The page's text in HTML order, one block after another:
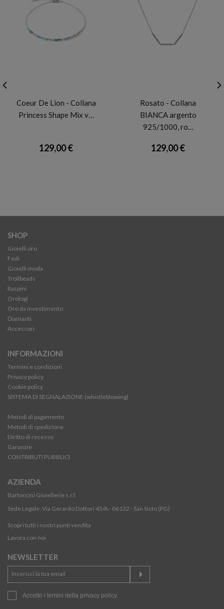
Coeur De Lion - Collana
Princess Shape Mix v…
129,00 €
Rosato - Collana
BIANCA argento
925/1000, ro…
129,00 €
SHOP
Gioielli oro
Fedi
Gioielli moda
Trollbeads
Raspini
Orologi
Oro da investimento
Diamanti
Accessori
INFORMAZIONI
Termini e condizioni
Privacy policy
Cookie policy
SISTEMA DI SEGNALAZIONE (whistleblowing)
Metodi di pagamento
Metodi di spedizione
Diritto di recesso
Garanzie
CONTRIBUTI PUBBLICI
AZIENDA
Bartoccini Gioiellerie s.r.l.
Sede Legale: Via Gerardo Dottori 45/A - 06132 - San Sisto (PG)
Scopri tutti i nostri punti vendita
Lavora con noi
NEWSLETTER
Accetto i temini della privacy policy